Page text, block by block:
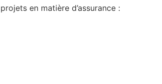
en matière d’assurance :